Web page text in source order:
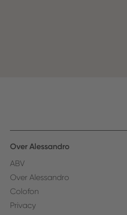
Over Alessandro
ABV
Over Alessandro
Colofon
Privacy